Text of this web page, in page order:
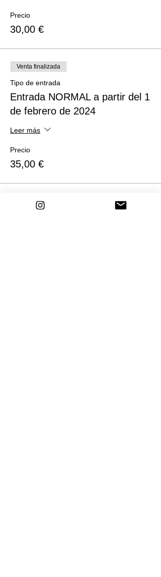
Precio
30,00 €
Venta finalizada
Tipo de entrada
Entrada NORMAL a partir del 1
de febrero de 2024
Leer más
Precio
35,00 €
Venta finalizada